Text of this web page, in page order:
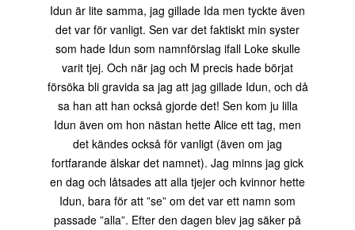
Idun är lite samma, jag gillade Ida men tyckte även
det var för vanligt. Sen var det faktiskt min syster
som hade Idun som namnförslag ifall Loke skulle
varit tjej. Och när jag och M precis hade börjat
försöka bli gravida sa jag att jag gillade Idun, och då
sa han att han också gjorde det! Sen kom ju lilla
Idun även om hon nästan hette Alice ett tag, men
det kändes också för vanligt (även om jag
fortfarande älskar det namnet). Jag minns jag gick
en dag och låtsades att alla tjejer och kvinnor hette
Idun, bara för att ”se” om det var ett namn som
passade ”alla”. Efter den dagen blev jag säker på